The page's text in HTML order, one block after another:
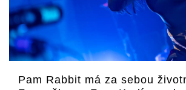
Pam Rabbit má za sebou